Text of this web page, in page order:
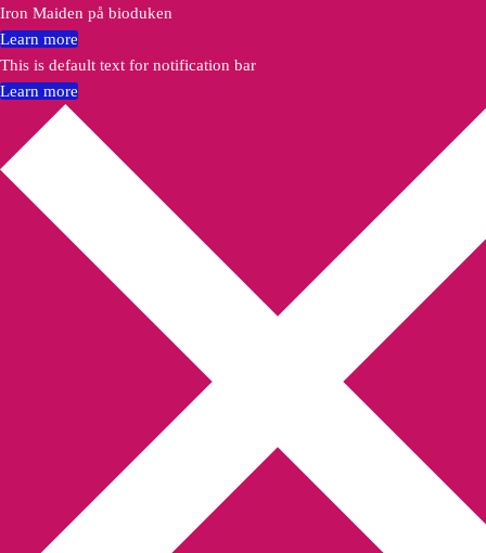
Iron Maiden på bioduken
Learn more
This is default text for notification bar
Learn more